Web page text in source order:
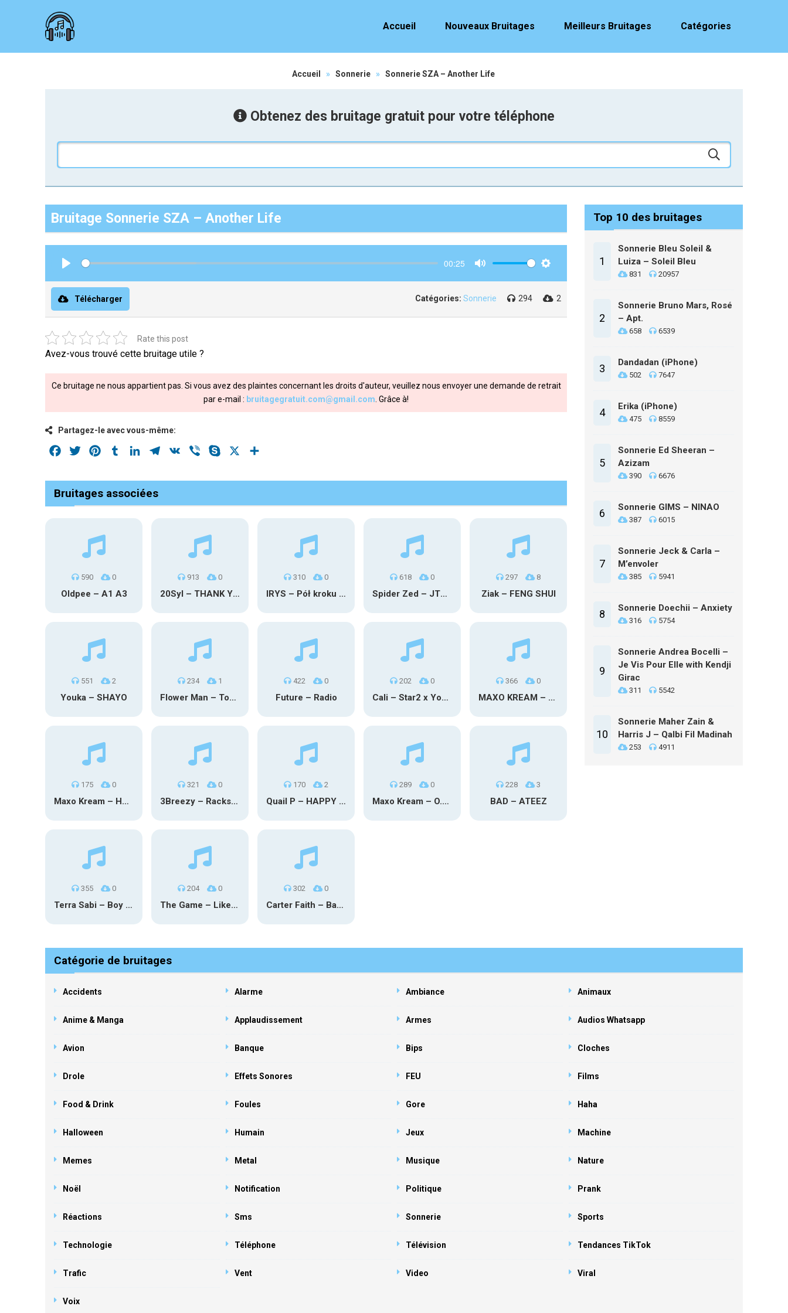
Accueil Nouveaux Bruitages Meilleurs Bruitages Catégories
Accueil » Sonnerie » Sonnerie SZA – Another Life
Obtenez des bruitage gratuit pour votre téléphone
Bruitage Sonnerie SZA – Another Life
00:25
Télécharger Catégories: Sonnerie 294 2
Rate this post
Avez-vous trouvé cette bruitage utile ?
Ce bruitage ne nous appartient pas. Si vous avez des plaintes concernant les droits d'auteur, veuillez nous envoyer une demande de retrait
par e-mail : bruitagegratuit.com@gmail.com . Grâce à!
Partagez-le avec vous-même:
Facebook
Twitter PinterestTumblrLinkedInTelegram
VK Viber Skype
Bruitages associées
590 0
Oldpee – A1 A3
913 0
20Syl – THANK YOU
310 0
IRYS – Pół kroku stąd
618 0
Spider Zed – JTM OU TG
297 8
Ziak – FENG SHUI
551 2
Youka – SHAYO
234 1
Flower Man – Toby Fox
422 0
Future – Radio
202 0
Cali – Star2 x Young Henny
366 0
MAXO KREAM – 6 MONTHS CLEAN
175 0
Maxo Kream – HOW TF I’M LUCKY
321 0
3Breezy – Racks On You
170 2
Quail P – HAPPY TEARS
289 0
Maxo Kream – O.Y.N
228 3
BAD – ATEEZ
355 0
Terra Sabi – Boy Game X Marcia Cruz
204 0
The Game – Like Father Like Daughter
302 0
Carter Faith – Bar Star Vevo
Top 10 des bruitages
1
Sonnerie Bleu Soleil &
Luiza – Soleil Bleu
831 20957
2
Sonnerie Bruno Mars, Rosé
– Apt.
658 6539
3 Dandadan (iPhone)
502 7647
4 Erika (iPhone)
475 8559
5
Sonnerie Ed Sheeran –
Azizam
390 6676
6 Sonnerie GIMS – NINAO
387 6015
7
Sonnerie Jeck & Carla –
M’envoler
385 5941
8 Sonnerie Doechii – Anxiety
316 5754
9
Sonnerie Andrea Bocelli –
Je Vis Pour Elle with Kendji
Girac
311 5542
10
Sonnerie Maher Zain &
Harris J – Qalbi Fil Madinah
253 4911
Catégorie de bruitages
Accidents Alarme Ambiance Animaux
Anime & Manga Applaudissement Armes Audios Whatsapp
Avion Banque Bips Cloches
Drole Effets Sonores FEU Films
Food & Drink Foules Gore Haha
Halloween Humain Jeux Machine
Memes Metal Musique Nature
Noël Notification Politique Prank
Réactions Sms Sonnerie Sports
Technologie Téléphone Télévision Tendances TikTok
Trafic Vent Video Viral
Voix